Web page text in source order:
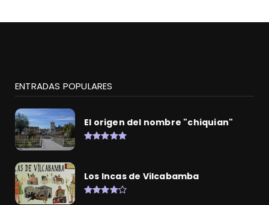
ENTRADAS POPULARES
El origen del nombre "chiquian"
Los Incas de Vilcabamba